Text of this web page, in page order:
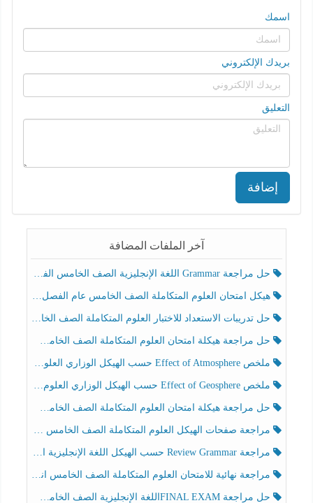
اسمك
بريدك الإلكتروني
التعليق
إضافة
آخر الملفات المضافة
حل مراجعة Grammar اللغة الإنجليزية الصف الخامس الفصل الثالث
هيكل امتحان العلوم المتكاملة الصف الخامس عام الفصل الدراسي الثالث 2025-2026
حل تدريبات الاستعداد للاختبار العلوم المتكاملة الصف الخامس عام الفصل الثالث
حل مراجعة هيكلة امتحان العلوم المتكاملة الصف الخامس انسبير الفصل الثالث
ملخص Effect of Atmosphere حسب الهيكل الوزاري العلوم المتكاملة الصف الخامس انسبير الفصل الثالث
ملخص Effect of Geosphere حسب الهيكل الوزاري العلوم المتكاملة الصف الخامس انسبير الفصل الثالث
حل مراجعة هيكلة امتحان العلوم المتكاملة الصف الخامس عام الفصل الثالث
مراجعة صفحات الهيكل العلوم المتكاملة الصف الخامس انسبير الفصل الثالث
مراجعة Review Grammar حسب الهيكل اللغة الإنجليزية الصف الخامس الفصل الثالث
مراجعة نهائية للامتحان العلوم المتكاملة الصف الخامس انسبير الفصل الثالث
حل مراجعة FINAL EXAMاللغة الإنجليزية الصف الخامس الفصل الثالث